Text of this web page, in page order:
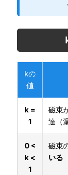
kの
値
k =
1
磁束
達（
0 <
k <
1
磁束
いる